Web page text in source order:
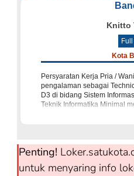
Knitto
Kota
Persyaratan Kerja Pria /
pengalaman sebagai
D3 di bidang Sistem
Teknik Informatika Minimal
Penting!
untuk menyaring info